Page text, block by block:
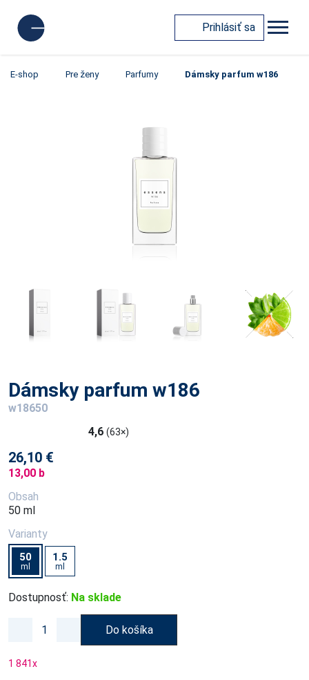
Prihlásiť sa
E-shop Pre ženy Parfumy Dámsky parfum w186
Dámsky parfum w186
w18650
4,6 (63×)
26,10 €
13,00 b
Obsah
50 ml
Varianty
50
ml
1.5
ml
Dostupnosť: Na sklade
Do košíka
1 841x